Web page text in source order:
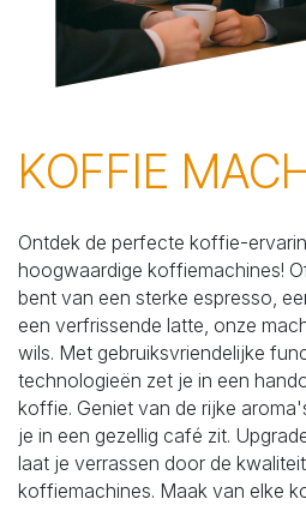
KOFFIE
Ontdek de perfecte koffie-
hoogwaardige koffiemachines!
bent van een sterke espresso,
een verfrissende latte, onze
wils. Met gebruiksvriendelijke
technologieën zet je in een
koffie. Geniet van de rijke
je in een gezellig café zit.
laat je verrassen door de
koffiemachines. Maak van elke